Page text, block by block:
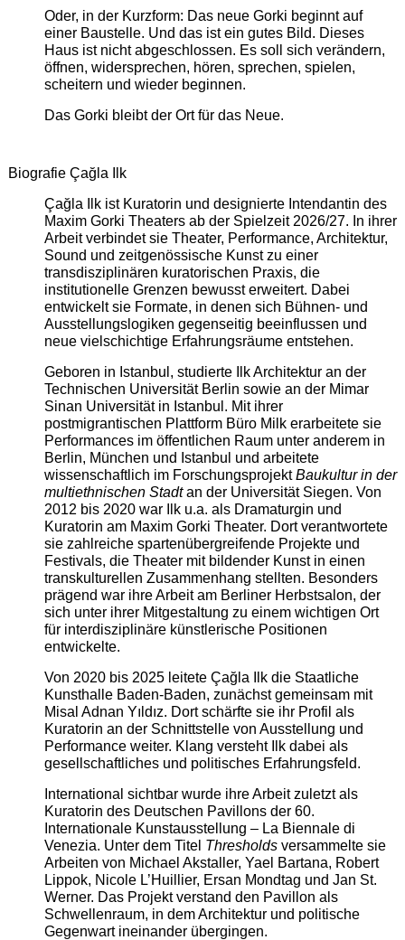
Oder, in der Kurzform: Das neue Gorki beginnt auf
einer Baustelle. Und das ist ein gutes Bild. Dieses
Haus ist nicht abgeschlossen. Es soll sich verändern,
öffnen, widersprechen, hören, sprechen, spielen,
scheitern und wieder beginnen.
Das Gorki bleibt der Ort für das Neue.
Biografie Çağla Ilk
Çağla Ilk ist Kuratorin und designierte Intendantin des
Maxim Gorki Theaters ab der Spielzeit 2026/27. In ihrer
Arbeit verbindet sie Theater, Performance, Architektur,
Sound und zeitgenössische Kunst zu einer
transdisziplinären kuratorischen Praxis, die
institutionelle Grenzen bewusst erweitert. Dabei
entwickelt sie Formate, in denen sich Bühnen- und
Ausstellungslogiken gegenseitig beeinflussen und
neue vielschichtige Erfahrungsräume entstehen.
Geboren in Istanbul, studierte Ilk Architektur an der
Technischen Universität Berlin sowie an der Mimar
Sinan Universität in Istanbul. Mit ihrer
postmigrantischen Plattform Büro Milk erarbeitete sie
Performances im öffentlichen Raum unter anderem in
Berlin, München und Istanbul und arbeitete
wissenschaftlich im ForschungsprojektBaukultur in der
multiethnischen Stadtan der Universität Siegen. Von
2012 bis 2020 war Ilk u.a. als Dramaturgin und
Kuratorin am Maxim Gorki Theater. Dort verantwortete
sie zahlreiche spartenübergreifende Projekte und
Festivals, die Theater mit bildender Kunst in einen
transkulturellen Zusammenhang stellten. Besonders
prägend war ihre Arbeit am Berliner Herbstsalon, der
sich unter ihrer Mitgestaltung zu einem wichtigen Ort
für interdisziplinäre künstlerische Positionen
entwickelte.
Von 2020 bis 2025 leitete Çağla Ilk die Staatliche
Kunsthalle Baden-Baden, zunächst gemeinsam mit
Misal Adnan Yıldız. Dort schärfte sie ihr Profil als
Kuratorin an der Schnittstelle von Ausstellung und
Performance weiter. Klang versteht Ilk dabei als
gesellschaftliches und politisches Erfahrungsfeld.
International sichtbar wurde ihre Arbeit zuletzt als
Kuratorin des Deutschen Pavillons der 60.
Internationale Kunstausstellung – La Biennale di
Venezia. Unter dem Titel Thresholdsversammelte sie
Arbeiten von Michael Akstaller, Yael Bartana, Robert
Lippok, Nicole L’Huillier, Ersan Mondtag und Jan St.
Werner. Das Projekt verstand den Pavillon als
Schwellenraum, in dem Architektur und politische
Gegenwart ineinander übergingen.